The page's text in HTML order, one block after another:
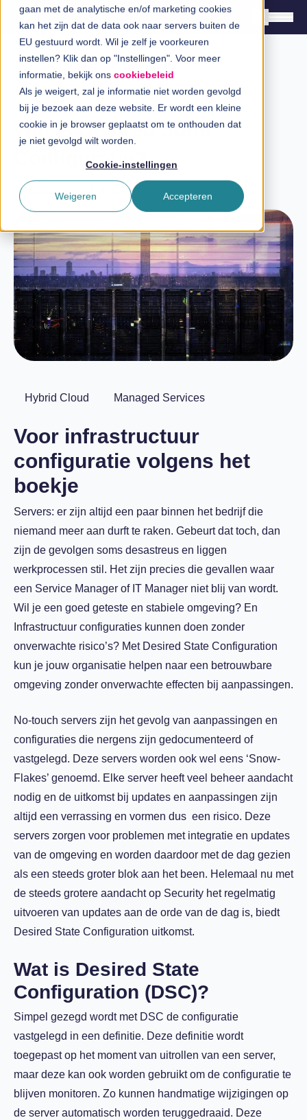
gaan met de analytische en/of marketing cookies
kan het zijn dat de data ook naar servers buiten de
EU gestuurd wordt. Wil je zelf je voorkeuren
instellen? Klik dan op "Instellingen". Voor meer
informatie, bekijk ons cookiebeleid
Als je weigert, zal je informatie niet worden gevolgd
bij je bezoek aan deze website. Er wordt een kleine
cookie in je browser geplaatst om te onthouden dat
je niet gevolgd wilt worden.
Cookie-instellingen
Accepteren
Weigeren
Oplossingen
Branches
InSpiratiecentrum
Direct in contact
Over InSpark
Werken bij InSpark
Blog
Wat is Desired State
Configuratie?
Laatste update: 16 juli 2024
Hybrid Cloud Managed Services
Voor infrastructuur
configuratie volgens het
boekje
Servers: er zijn altijd een paar binnen het bedrijf die
niemand meer aan durft te raken. Gebeurt dat toch, dan
zijn de gevolgen soms desastreus en liggen
werkprocessen stil. Het zijn precies die gevallen waar
een Service Manager of IT Manager niet blij van wordt.
Wil je een goed geteste en stabiele omgeving? En
Infrastructuur configuraties kunnen doen zonder
onverwachte risico’s? Met Desired State Configuration
kun je jouw organisatie helpen naar een betrouwbare
omgeving zonder onverwachte effecten bij aanpassingen.
No-touch servers zijn het gevolg van aanpassingen en
configuraties die nergens zijn gedocumenteerd of
vastgelegd. Deze servers worden ook wel eens ‘Snow-
Flakes’ genoemd. Elke server heeft veel beheer aandacht
nodig en de uitkomst bij updates en aanpassingen zijn
altijd een verrassing en vormen dus een risico. Deze
servers zorgen voor problemen met integratie en updates
van de omgeving en worden daardoor met de dag gezien
als een steeds groter blok aan het been. Helemaal nu met
de steeds grotere aandacht op Security het regelmatig
uitvoeren van updates aan de orde van de dag is, biedt
Desired State Configuration uitkomst.
Wat is Desired State
Configuration (DSC)?
Simpel gezegd wordt met DSC de configuratie
vastgelegd in een definitie. Deze definitie wordt
toegepast op het moment van uitrollen van een server,
maar deze kan ook worden gebruikt om de configuratie te
blijven monitoren. Zo kunnen handmatige wijzigingen op
de server automatisch worden teruggedraaid. Deze